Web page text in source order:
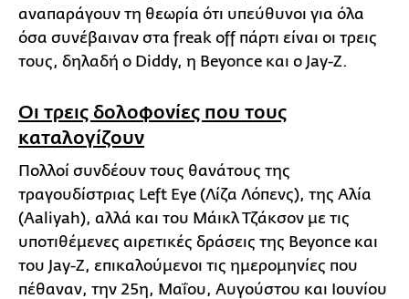
αναπαράγουν τη θεωρία ότι υπεύθυνοι για όλα
όσα συνέβαιναν στα freak off πάρτι είναι οι τρεις
τους, δηλαδή ο Diddy, η Beyonce και ο Jay-Z.
Οι τρεις δολοφονίες που τους
καταλογίζουν
Πολλοί συνδέουν τους θανάτους της
τραγουδίστριας Left Eye (Λίζα Λόπενς), της Αλία
(Aaliyah), αλλά και του Μάικλ Τζάκσον με τις
υποτιθέμενες αιρετικές δράσεις της Beyonce και
του Jay-Z, επικαλούμενοι τις ημερομηνίες που
πέθαναν, την 25η, Μαΐου, Αυγούστου και Ιουνίου